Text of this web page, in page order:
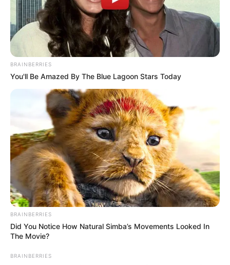
Hotels in der Nähe dieser Sehenswürdigkeit in
Todtnau:
Hotels in Todtnau
Südschwarzwald auf Hotel.de suchen und
online buchen.
Kostenlose Reiseführer
Ausflugsziele, Sehenswürdigkeiten, Freizeitziele
und Museen in und im Umkreis von Todtnau:
Umkreissuche Tourismus Todtnau
Museen in und um Todtnau
Kinderausflugsziele für Todtnau
Kindergeburtstag feiern
Schlösser und Burgen in und um Todtnau
BRAINBERRIES
You'll Be Amazed By The Blue Lagoon Stars Today
BRAINBERRIES
Did You Notice How Natural Simba’s Movements Looked In
The Movie?
BRAINBERRIES